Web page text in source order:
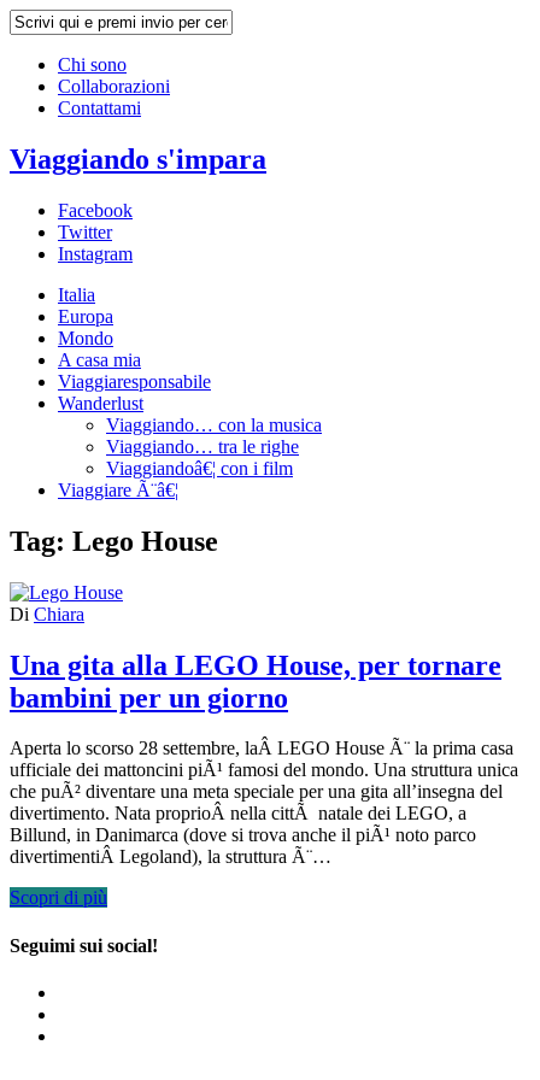
Chi sono
Collaborazioni
Contattami
Viaggiando s'impara
Facebook
Twitter
Instagram
Italia
Europa
Mondo
A casa mia
Viaggiaresponsabile
Wanderlust
Viaggiando… con la musica
Viaggiando… tra le righe
Viaggiandoâ€¦ con i film
Viaggiare Ã¨â€¦
Tag: Lego House
Di Chiara
Una gita alla LEGO House, per tornare
bambini per un giorno
Aperta lo scorso 28 settembre, laÂ LEGO House Ã¨ la prima casa
ufficiale dei mattoncini piÃ¹ famosi del mondo. Una struttura unica
che puÃ² diventare una meta speciale per una gita all’insegna del
divertimento. Nata proprioÂ nella cittÃ natale dei LEGO, a
Billund, in Danimarca (dove si trova anche il piÃ¹ noto parco
divertimentiÂ Legoland), la struttura Ã¨…
Scopri di più
Seguimi sui social!